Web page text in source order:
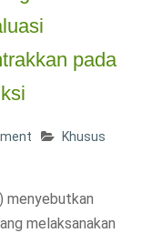
pada
Khusus
menyebutkan
melaksanakan